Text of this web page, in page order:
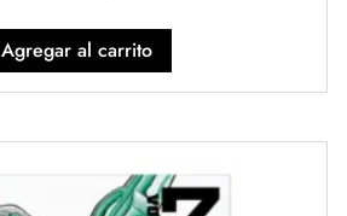
Agregar al carrito